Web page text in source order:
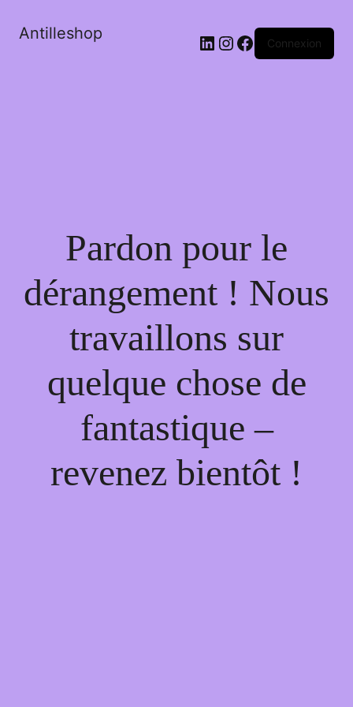
Antilleshop LinkedIn
Instagram
Facebook
Connexion
Pardon pour le
dérangement ! Nous
travaillons sur
quelque chose de
fantastique –
revenez bientôt !